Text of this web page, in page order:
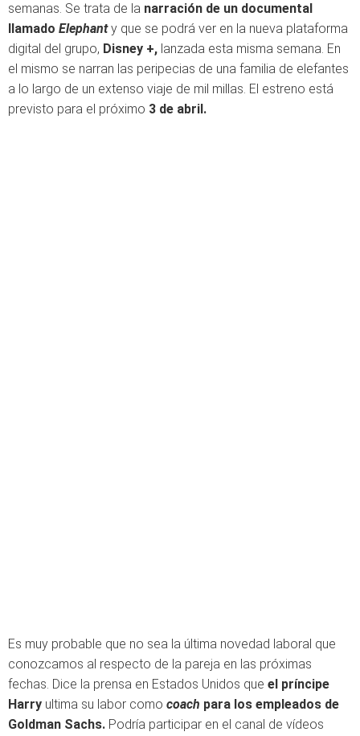
semanas. Se trata de la narración de un documental
llamado Elephant y que se podrá ver en la nueva plataforma
digital del grupo, Disney +, lanzada esta misma semana. En
el mismo se narran las peripecias de una familia de elefantes
a lo largo de un extenso viaje de mil millas. El estreno está
previsto para el próximo 3 de abril.
Es muy probable que no sea la última novedad laboral que
conozcamos al respecto de la pareja en las próximas
fechas. Dice la prensa en Estados Unidos que el príncipe
Harry ultima su labor como coach para los empleados de
Goldman Sachs. Podría participar en el canal de vídeos